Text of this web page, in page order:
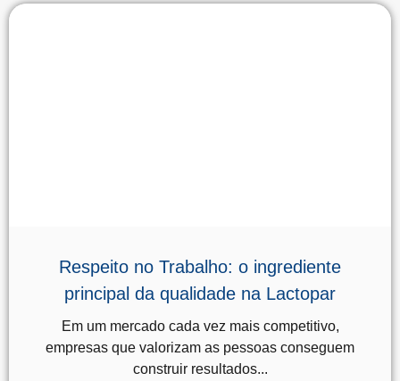
Respeito no Trabalho: o ingrediente
principal da qualidade na Lactopar
Em um mercado cada vez mais competitivo,
empresas que valorizam as pessoas conseguem
construir resultados...